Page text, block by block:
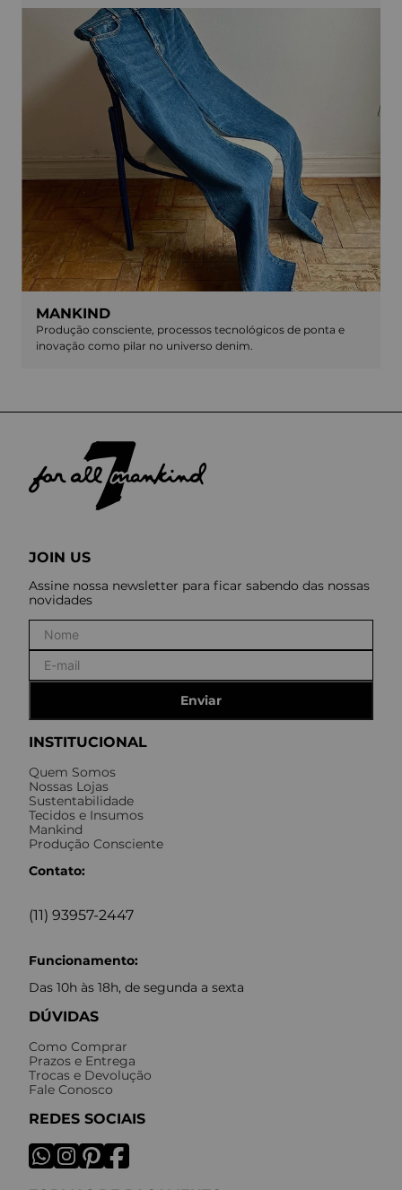
MANKIND
Produção consciente, processos tecnológicos de ponta e
inovação como pilar no universo denim.
INSTITUCIONAL
Quem Somos
Nossas Lojas
Sustentabilidade
Tecidos e Insumos
Mankind
Produção Consciente
Contato:
(11) 93957-2447
Funcionamento:
Das 10h às 18h, de segunda a sexta
DÚVIDAS
Como Comprar
Prazos e Entrega
Trocas e Devolução
Fale Conosco
REDES SOCIAIS
JOIN US
Assine nossa newsletter para ficar sabendo das nossas
novidades
Enviar